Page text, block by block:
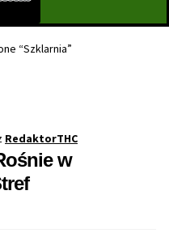
“Szklarnia”
RedaktorTHC
w